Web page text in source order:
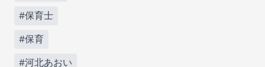
#保育士
#保育
#河北あおい